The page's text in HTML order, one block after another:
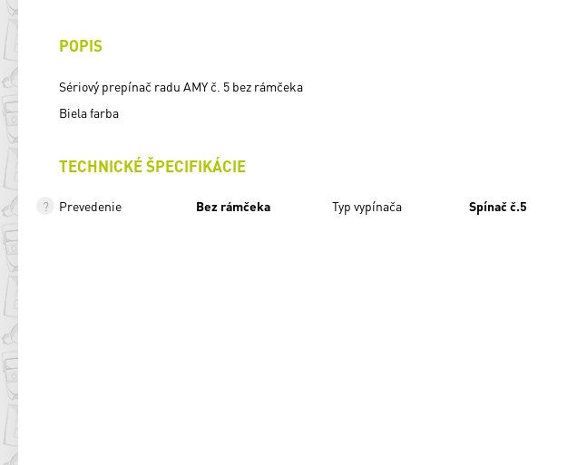
POPIS
Sériový prepínač radu AMY č. 5 bez rámčeka
Biela farba
TECHNICKÉ ŠPECIFIKÁCIE
Prevedenie Bez rámčeka Typ vypínača Spínač č.5